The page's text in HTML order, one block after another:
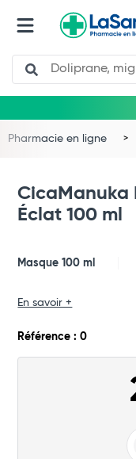
Search
Pharmacie en ligne
CicaManuka
Éclat 100 ml
Masque 100 ml
En savoir +
Référence : 0